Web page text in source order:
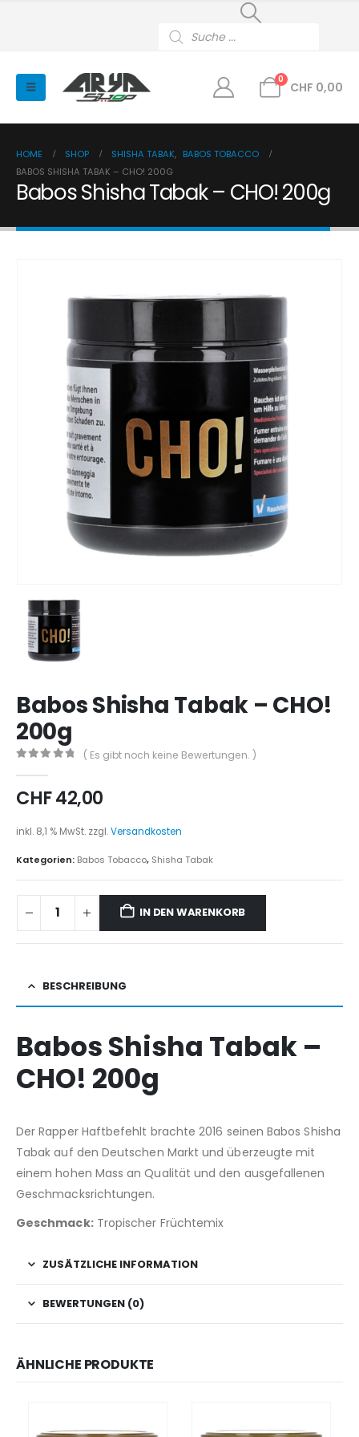
search
0
CHF 0,00
HOME SHOP SHISHA TABAK, BABOS TOBACCO
BABOS SHISHA TABAK – CHO! 200G
Babos Shisha Tabak – CHO! 200g
Babos Shisha Tabak – CHO!
200g
( Es gibt noch keine Bewertungen. )
CHF42,00
inkl. 8,1 % MwSt. zzgl.Versandkosten
Kategorien: Babos Tobacco, Shisha Tabak
IN DEN WARENKORB
BESCHREIBUNG
Babos Shisha Tabak –
CHO! 200g
Der Rapper Haftbefehlt brachte 2016 seinen Babos Shisha
Tabak auf den Deutschen Markt und überzeugte mit
einem hohen Mass an Qualität und den ausgefallenen
Geschmacksrichtungen.
Geschmack:Tropischer Früchtemix
ZUSÄTZLICHE INFORMATION
BEWERTUNGEN (0)
ÄHNLICHE PRODUKTE